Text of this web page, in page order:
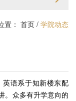
置： 首页 / 学院动态
语系于知新楼东配
。众多有升学意向的